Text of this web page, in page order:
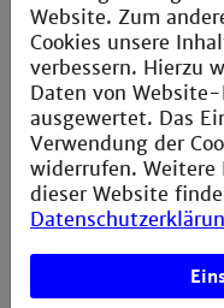
Promotion
Wer nach dem
also eine
mit einem
der Technischen
Hohes
Die Gehälter für
Website. Zum
Cookies unsere
verbessern. Hierzu
Daten von
ausgewertet. Das
Verwendung der
widerrufen. Weitere
dieser Website